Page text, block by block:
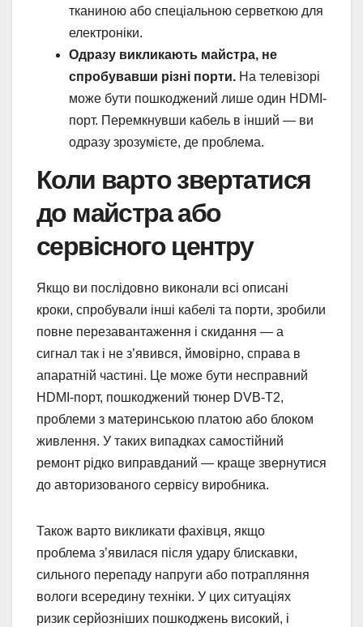
тканиною або спеціальною серветкою для
електроніки.
Одразу викликають майстра, не
спробувавши різні порти. На телевізорі
може бути пошкоджений лише один HDMI-
порт. Перемкнувши кабель в інший — ви
одразу зрозумієте, де проблема.
Коли варто звертатися
до майстра або
сервісного центру
Якщо ви послідовно виконали всі описані
кроки, спробували інші кабелі та порти, зробили
повне перезавантаження і скидання — а
сигнал так і не з’явився, ймовірно, справа в
апаратній частині. Це може бути несправний
HDMI-порт, пошкоджений тюнер DVB-T2,
проблеми з материнською платою або блоком
живлення. У таких випадках самостійний
ремонт рідко виправданий — краще звернутися
до авторизованого сервісу виробника.
Також варто викликати фахівця, якщо
проблема з’явилася після удару блискавки,
сильного перепаду напруги або потрапляння
вологи всередину техніки. У цих ситуаціях
ризик серйозніших пошкоджень високий, і